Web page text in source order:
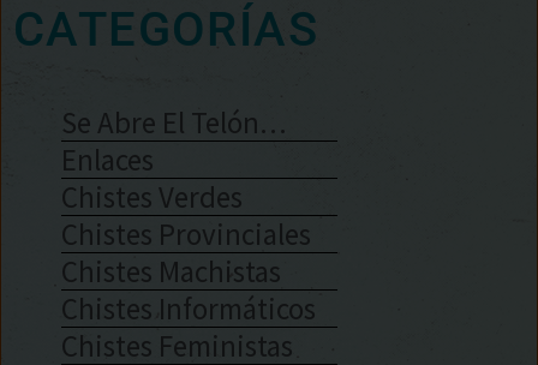
CATEGORÍAS
Se Abre El Telón…
Enlaces
Chistes Verdes
Chistes Provinciales
Chistes Machistas
Chistes Informáticos
Chistes Feministas